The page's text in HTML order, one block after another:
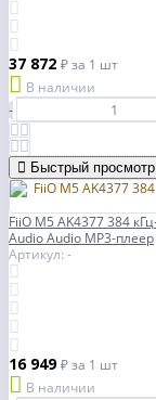
37 872 ₽за 1 шт
В наличии
-
Быстрый просмотр
FiiO M5 AK4377 384
Audio Audio MP3-плеер
Артикул: -
16 949₽за 1 шт
В наличии